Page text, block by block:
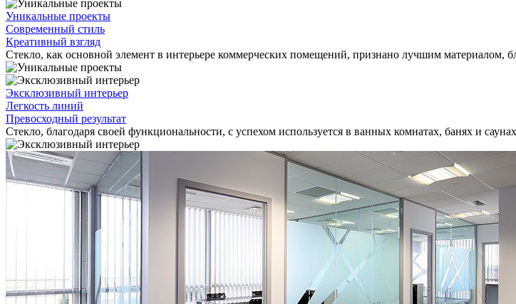
Уникальные проекты
Современный стиль
Креативный взгляд
Стекло, как основной элемент в интерьере коммерческих помещений, признано лучшим материалом,
Эксклюзивный интерьер
Легкость линий
Превосходный результат
Стекло, благодаря своей функциональности, с успехом используется в ванных комнатах, банях и